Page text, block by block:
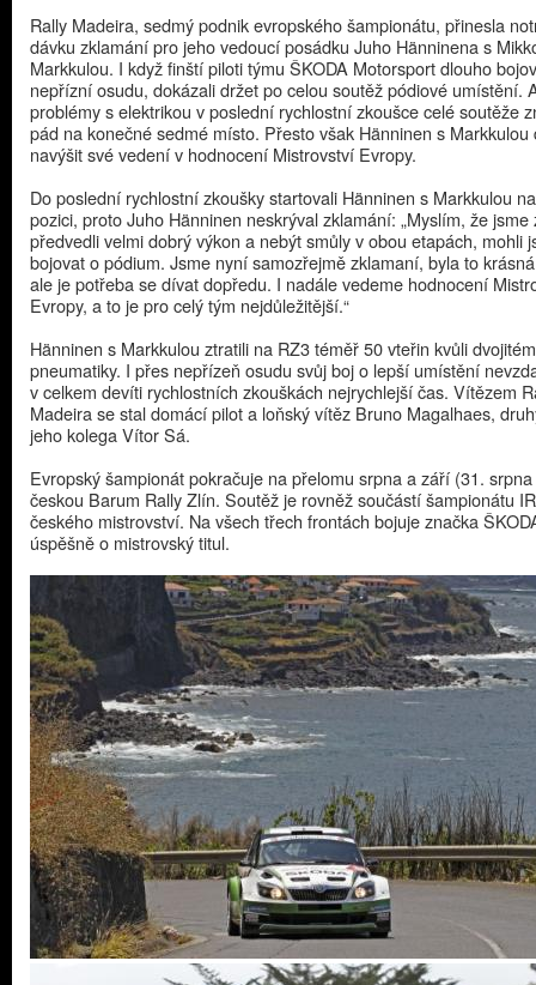
Rally Madeira, sedmý podnik evropského šampionátu, přinesla
dávku zklamání pro jeho vedoucí posádku Juho Hänninena s
Markkulou. I když finští piloti týmu ŠKODA Motorsport dlouho
nepřízní osudu, dokázali držet po celou soutěž pódiové umístění.
problémy s elektrikou v poslední rychlostní zkoušce celé soutěže
pád na konečné sedmé místo. Přesto však Hänninen s Markkulou
navýšit své vedení v hodnocení Mistrovství Evropy.
Do poslední rychlostní zkoušky startovali Hänninen s Markkulou
pozici, proto Juho Hänninen neskrýval zklamání: „Myslím, že jsme
předvedli velmi dobrý výkon a nebýt smůly v obou etapách, mohli
bojovat o pódium. Jsme nyní samozřejmě zklamaní, byla to
ale je potřeba se dívat dopředu. I nadále vedeme hodnocení
Evropy, a to je pro celý tým nejdůležitější.“
Hänninen s Markkulou ztratili na RZ3 téměř 50 vteřin kvůli
pneumatiky. I přes nepřízeň osudu svůj boj o lepší umístění
v celkem devíti rychlostních zkouškách nejrychlejší čas. Vítězem
Madeira se stal domácí pilot a loňský vítěz Bruno Magalhaes,
jeho kolega Vítor Sá.
Evropský šampionát pokračuje na přelomu srpna a září (31.
českou Barum Rally Zlín. Soutěž je rovněž součástí šampionátu
českého mistrovství. Na všech třech frontách bojuje značka
úspěšně o mistrovský titul.